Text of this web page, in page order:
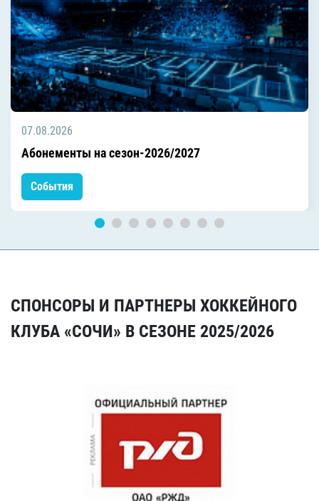
07.08.2026
Абонементы на сезон-2026/2027
События
СПОНСОРЫ И ПАРТНЕРЫ ХОККЕЙНОГО
КЛУБА «СОЧИ» В СЕЗОНЕ 2025/2026